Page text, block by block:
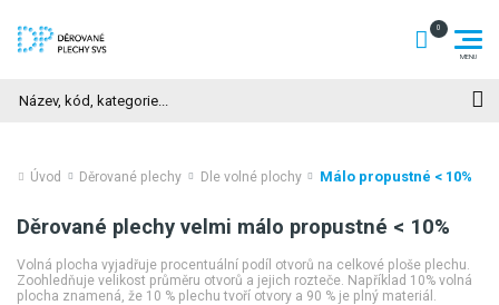
Úvod Děrované plechy Dle volné plochy Málo propustné < 10%
Děrované plechy velmi málo propustné < 10%
Volná plocha vyjadřuje procentuální podíl otvorů na celkové ploše plechu.
Zoohledňuje velikost průměru otvorů a jejich rozteče. Například 10% volná
plocha znamená, že 10 % plechu tvoří otvory a 90 % je plný materiál.